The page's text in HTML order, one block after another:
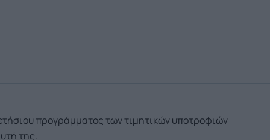
προγράμματος των τιμητικών υποτροφιών
της.